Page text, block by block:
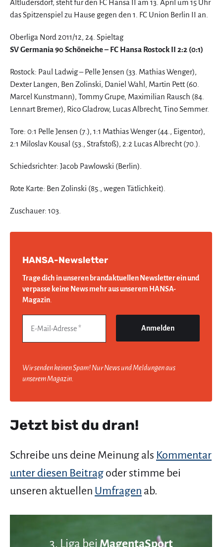
Altlüdersdorf, steht für den FC Hansa II am 13. April um 15 Uhr
das Spitzenspiel zu Hause gegen den 1. FC Union Berlin II an.
Oberliga Nord 2011/12, 24. Spieltag
SV Germania 90 Schöneiche – FC Hansa Rostock II 2:2 (0:1)
Rostock: Paul Ladwig – Pelle Jensen (33. Mathias Wenger),
Dexter Langen, Ben Zolinski, Daniel Wahl, Martin Pett (60.
Marcel Kunstmann), Tommy Grupe, Maximilian Rausch (84.
Lennart Bremer), Rico Gladrow, Lucas Albrecht, Tino Semmer.
Tore: 0:1 Pelle Jensen (7.), 1:1 Mathias Wenger (44., Eigentor),
2:1 Miloslav Kousal (53., Strafstoß), 2:2 Lucas Albrecht (70.).
Schiedsrichter: Jacob Pawlowski (Berlin).
Rote Karte: Ben Zolinski (85., wegen Tätlichkeit).
Zuschauer: 103.
HANSA-Newsletter
Trage dich in unseren brandaktuellen Newsletter ein und
verpasse keine News mehr aus unserem HANSA-
Magazin.
Wir senden keinen Spam! Nur News und Meldungen aus
unserem Magazin.
Jetzt bist du dran!
Schreibe uns deine Meinung als Kommentar
unter diesen Beitrag oder stimme bei
unseren aktuellen Umfragen ab.
3. Liga bei MagentaSport